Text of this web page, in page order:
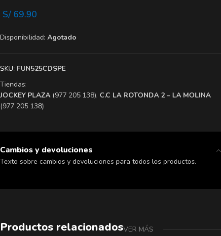
S/69.90
Disponibilidad: Agotado
SKU: FUN525CDSPE
Tiendas:
​JOCKEY PLAZA (977 205 138), ​C.C LA ROTONDA 2 – LA MOLINA
(977 205 138)
Cambios y devoluciones
Texto sobre cambios y devoluciones para todos los productos.
Productos relacionadosVER MÁS